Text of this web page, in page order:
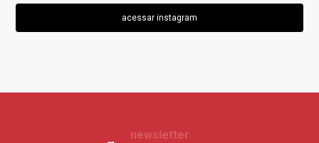
acessar instagram
newsletter